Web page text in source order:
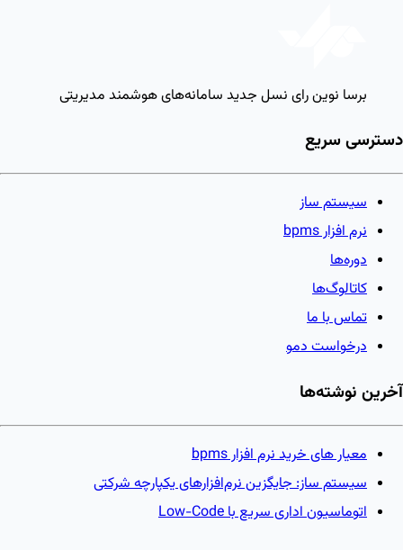
برسا نوین رای نسل جدید سامانه‌های هوشمند مدیریتی
دسترسی سریع
سیستم ساز
نرم افزار bpms
دوره‌ها
کاتالوگ‌ها
تماس با ما
درخواست دمو
آخرین نوشته‌ها
معیار های خرید نرم افزار bpms
سیستم ساز: جایگزین نرم‌افزارهای یکپارچه شرکتی
اتوماسیون اداری سریع با Low-Code